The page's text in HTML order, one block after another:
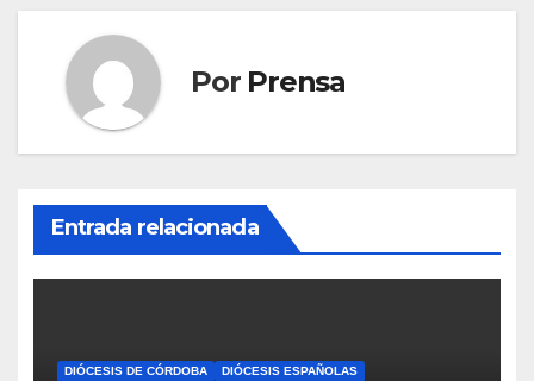
Por Prensa
Entrada relacionada
DIÓCESIS DE CÓRDOBA DIÓCESIS ESPAÑOLAS